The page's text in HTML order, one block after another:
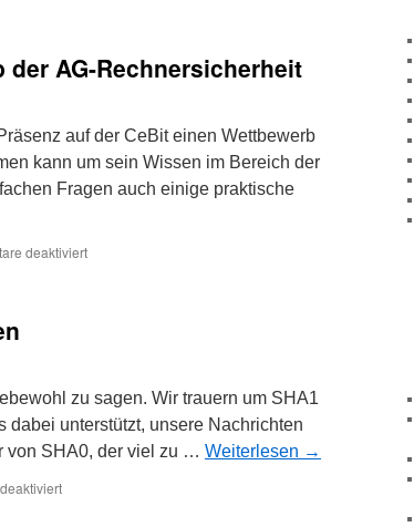
Migrationshintergrund
AG-Rechnersicherheit
auf der CeBit einen Wettbewerb
kann um sein Wissen im Bereich der
Fragen auch einige praktische
deaktiviertfür
zu sagen. Wir trauern um SHA1
unterstützt, unsere Nachrichten
von SHA0, der viel zu … Weiterlesen →
für